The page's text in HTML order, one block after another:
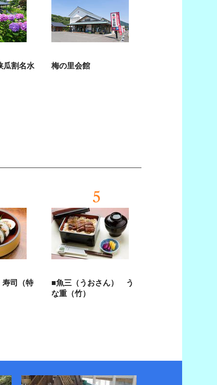
瓜割名水
梅の里会館
司（特
5
■魚三（うおさん） う
な重（竹）